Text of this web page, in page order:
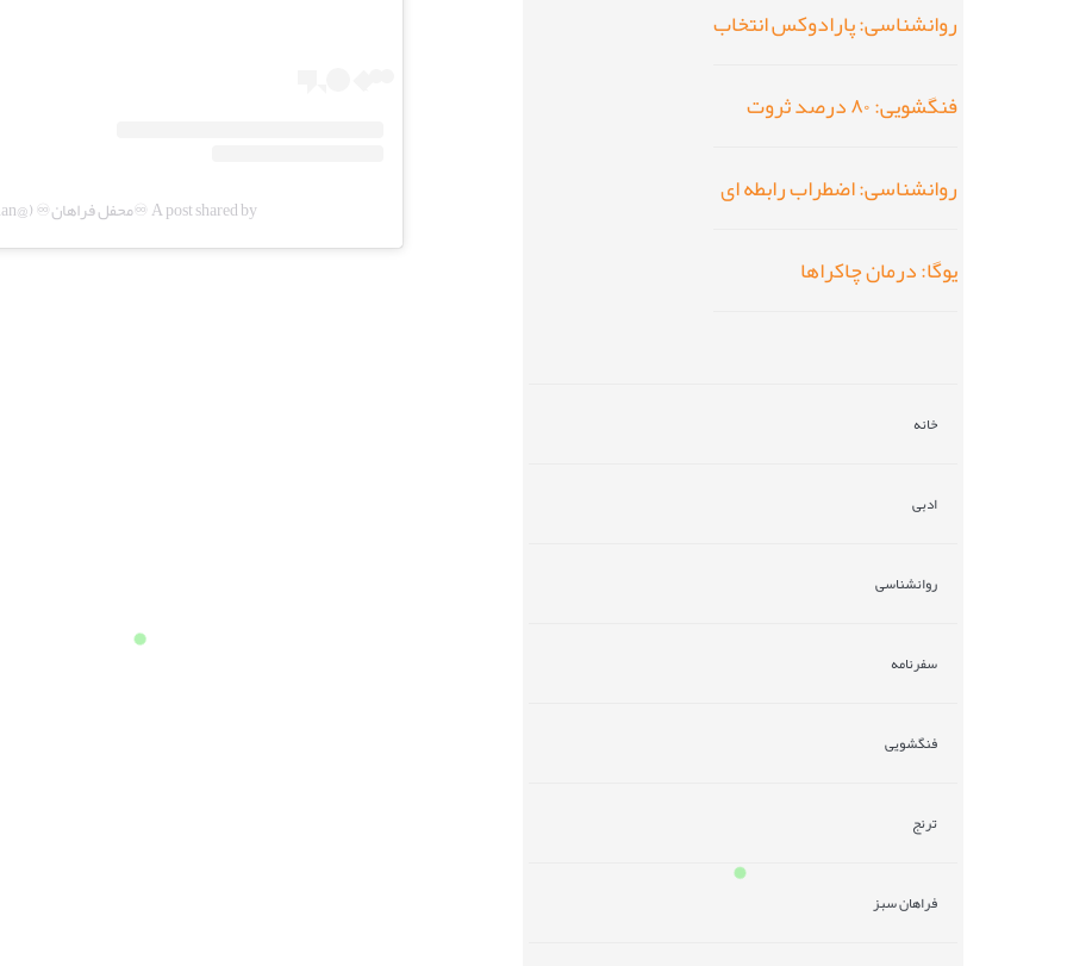
A post shared by ♾️محفل فراهان♾️ (@mahfel_farahan)
روانشناسی: پارادوکس انتخاب
فنگشویی: ۸۰ درصد ثروت
روانشناسی: اضطراب رابطه ای
یوگا: درمان چاکراها
خانه
ادبی
روانشناسی
سفرنامه
فنگشویی
ترنج
فراهان سبز